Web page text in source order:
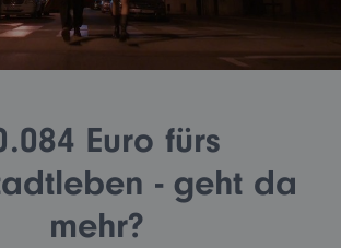
Euro fürs
- geht da
mehr?